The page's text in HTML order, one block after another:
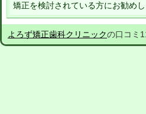
矯正を検討されている方にお勧めし
よろず矯正歯科クリニックの口コミ